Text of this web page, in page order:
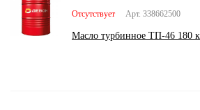
Арт. 338662500
Отсутствует
Масло турбинное ТП-46 180